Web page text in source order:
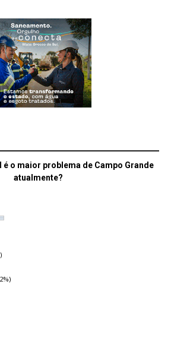
é o maior problema de Campo Grande
atualmente?